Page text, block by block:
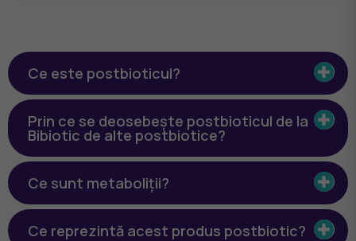
Ce este postbioticul?
Prin ce se deosebește postbioticul de la
Bibiotic de alte postbiotice?
Ce sunt metaboliții?
Ce reprezintă acest produs postbiotic?